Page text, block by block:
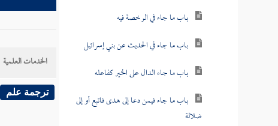
باب ما جاء في الرخصة فيه
باب ما جاء في الحديث عن بني إسرائيل
باب ما جاء الدال على الخير كفاعله
باب ما جاء فيمن دعا إلى هدى فاتبع أو إلى
ضلالة
الخدمات العلمية
ترجمة علم